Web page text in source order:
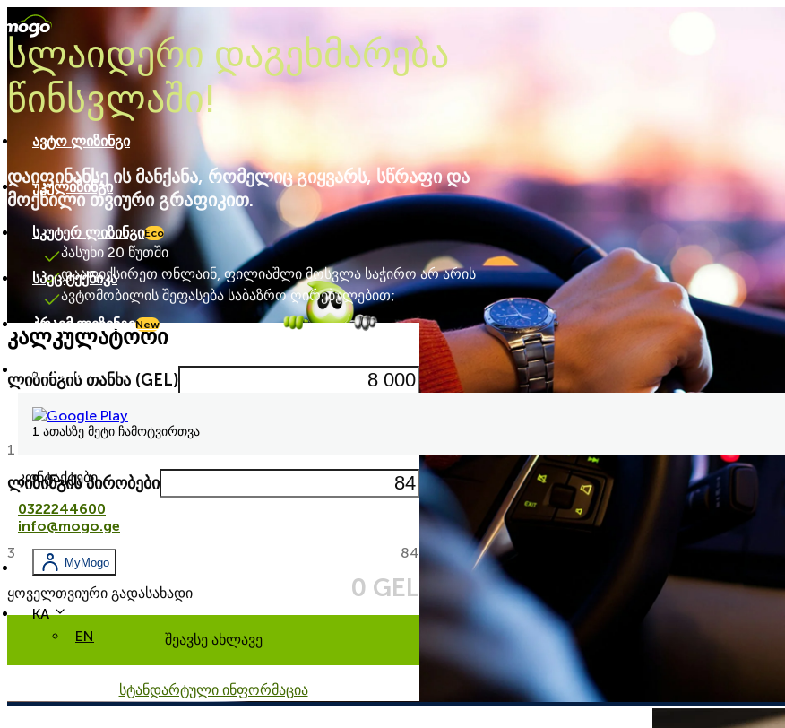
ავტო ლიზინგი
უკულიზინგი
სკუტერ ლიზინგიEco
სპეც ტექნიკა
პრაიმ ლიზინგიNew
კონტაქტი
1 ათასზე მეტი ჩამოტვირთვა
კონტაქტები
0322244600
info@mogo.ge
MyMogo
KA
EN
სლაიდერი დაგეხმარება
წინსვლაში!
დაიფინანსე ის მანქანა, რომელიც გიყვარს, სწრაფი და
მოქნილი თვიური გრაფიკით.
პასუხი 20 წუთში
დააფიქსირეთ ონლაინ, ფილიაშლი მოსვლა საჭირო არ არის
ავტომობილის შეფასება საბაზრო ღირებულებით;
კალკულატორი
ლიზინგის თანხა (GEL)
1 000
ლიზინგის პირობები
3 84
ყოველთვიური გადასახადი 0 GEL
შეავსე ახლავე
სტანდარტული ინფორმაცია